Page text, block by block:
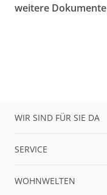
weitere Dokumente
WIR SIND FÜR SIE DA
SERVICE
WOHNWELTEN